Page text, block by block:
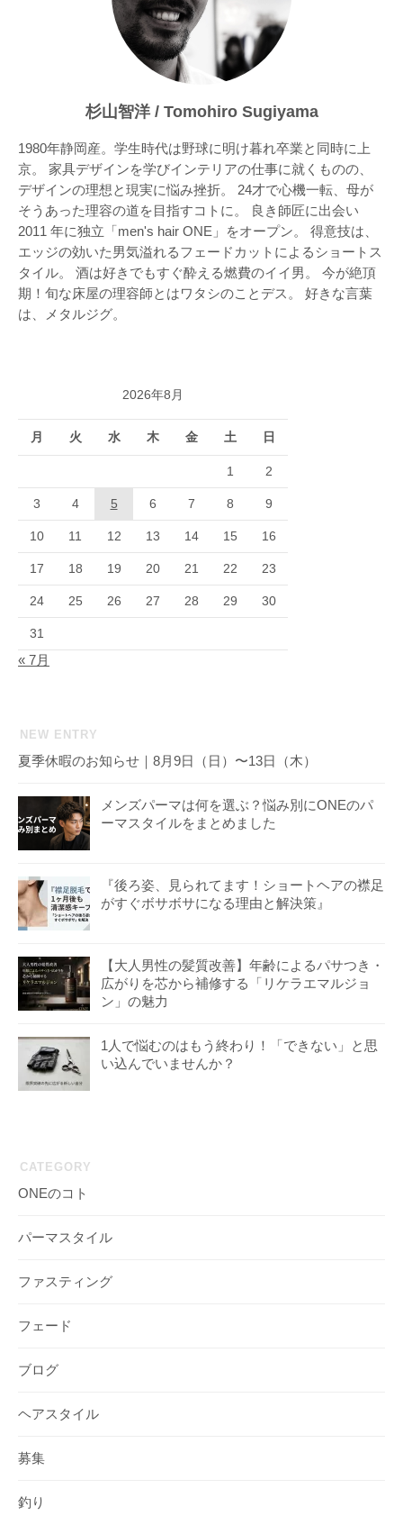
杉山智洋 / Tomohiro Sugiyama
1980年静岡産。学生時代は野球に明け暮れ卒業と同時に上
京。 家具デザインを学びインテリアの仕事に就くものの、
デザインの理想と現実に悩み挫折。 24才で心機一転、母が
そうあった理容の道を目指すコトに。 良き師匠に出会い
2011 年に独立「men's hair ONE」をオープン。 得意技は、
エッジの効いた男気溢れるフェードカットによるショートス
タイル。 酒は好きでもすぐ酔える燃費のイイ男。 今が絶頂
期！旬な床屋の理容師とはワタシのことデス。 好きな言葉
は、メタルジグ。
2026年8月
月 火 水 木 金 土 日
1 2
3 4 5 6 7 8 9
10 11 12 13 14 15 16
17 18 19 20 21 22 23
24 25 26 27 28 29 30
31
« 7月
NEW ENTRY
夏季休暇のお知らせ｜8月9日（日）〜13日（木）
メンズパーマは何を選ぶ？悩み別にONEのパ
ーマスタイルをまとめました
『後ろ姿、見られてます！ショートヘアの襟足
がすぐボサボサになる理由と解決策』
【大人男性の髪質改善】年齢によるパサつき・
広がりを芯から補修する「リケラエマルジョ
ン」の魅力
1人で悩むのはもう終わり！「できない」と思
い込んでいませんか？
CATEGORY
ONEのコト
パーマスタイル
ファスティング
フェード
ブログ
ヘアスタイル
募集
釣り